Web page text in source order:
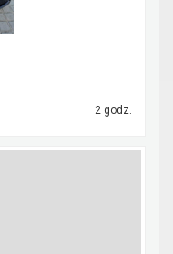
2 godz.